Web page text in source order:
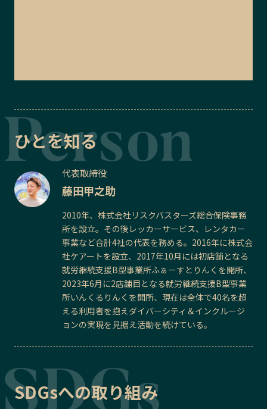
ひとを知る
代表取締役
藤田甲之助
2010年、株式会社リスクバスターズ総合保険事務
所を設立。その後レッカーサービス、レンタカー
事業など合計4社の代表を務める。2016年に株式会
社ケアートを設立、2017年10月には初店舗となる
就労継続支援B型事業所ふぁーすとりんくを開所、
2023年6月に2店舗目となる就労継続支援B型事業
所いんくるりんくを開所、現在は全体で40名を超
える利用者を抱えダイバーシティ＆インクルージ
ョンの実現を見据え活動を続けている。
SDGsへの取り組み